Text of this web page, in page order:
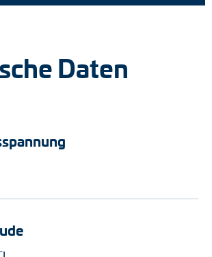
Daten